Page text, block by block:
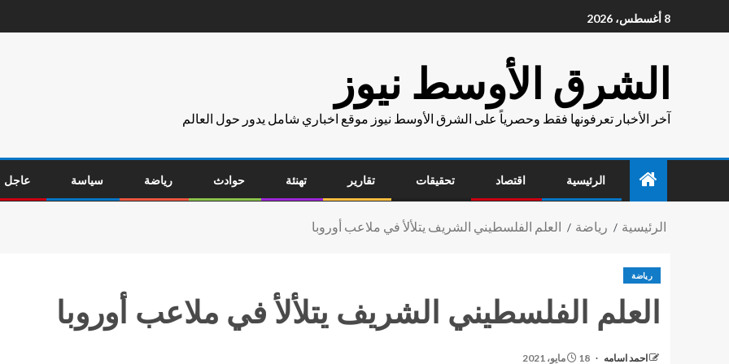
8 أغسطس، 2026
الشرق الأوسط نيوز
آخر الأخبار تعرفونها فقط وحصرياً على الشرق الأوسط نيوز موقع اخباري شامل يدور حول العالم
الرئيسية اقتصاد تحقيقات تقارير تهنئة حوادث رياضة سياسة عاجل
الرئيسية رياضة العلم الفلسطيني الشريف يتلألأ في ملاعب أوروبا
رياضة
العلم الفلسطيني الشريف يتلألأ في ملاعب أوروبا
احمد اسامه 18 مايو، 2021